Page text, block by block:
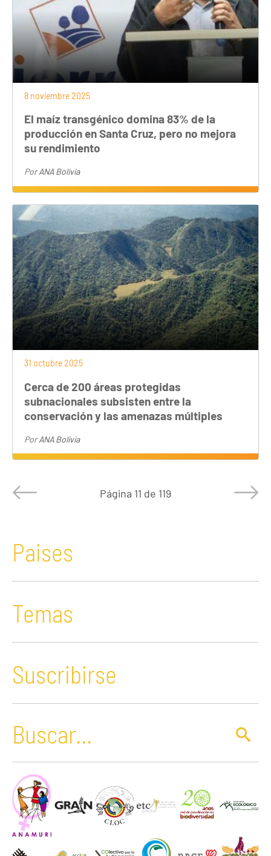
8 noviembre 2025
El maíz transgénico domina 83% de la
producción en Santa Cruz, pero no mejora
su rendimiento
PorANA Bolivia
31 octubre 2025
Cerca de 200 áreas protegidas
subnacionales subsisten entre la
conservación y las amenazas múltiples
PorANA Bolivia
Página 11 de 119
Paises
Temas
Suscribirse